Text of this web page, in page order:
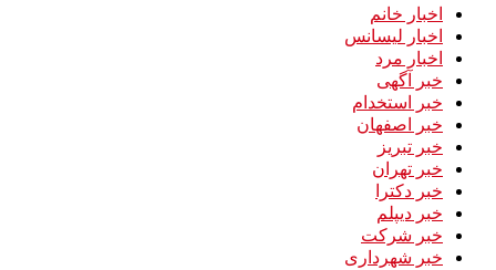
اخبار خانم
اخبار لیسانس
اخبار مرد
خبر آگهی
خبر استخدام
خبر اصفهان
خبر تبریز
خبر تهران
خبر دکترا
خبر دیپلم
خبر شرکت
خبر شهرداری